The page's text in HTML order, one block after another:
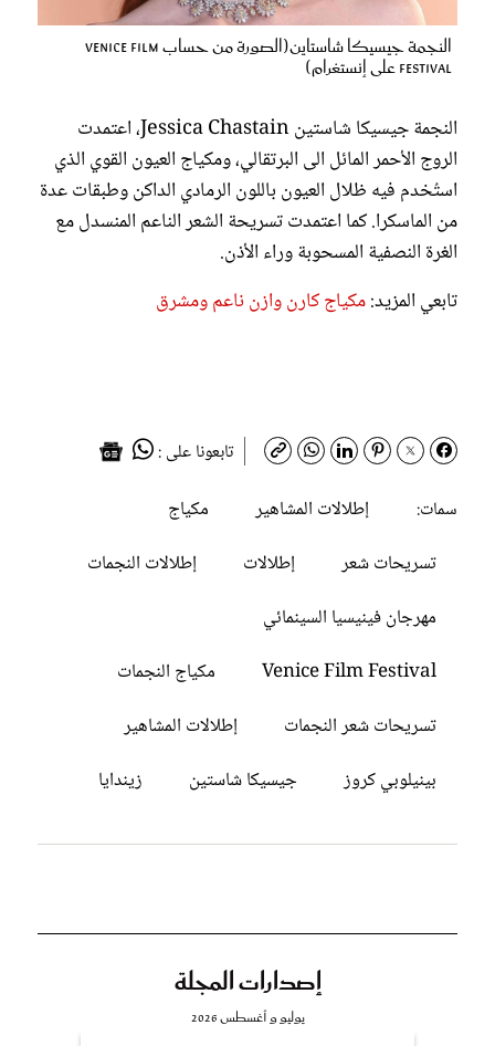
النجمة جيسيكا شاستاين(الصورة من حساب venice film
festival على إنستغرام)
النجمة جيسيكا شاستين Jessica Chastain، اعتمدت
الروج الأحمر المائل الى البرتقالي، ومكياج العيون القوي الذي
استُخدم فيه ظلال العيون باللون الرمادي الداكن وطبقات عدة
من الماسكرا. كما اعتمدت تسريحة الشعر الناعم المنسدل مع
الغرة النصفية المسحوبة وراء الأذن.
تابعي المزيد:مكياج كارن وازن ناعم ومشرق
تابعونا على :
سمات:
إطلالات المشاهير
مكياج
تسريحات شعر
إطلالات
إطلالات النجمات
مهرجان فينيسيا السينمائي
Venice Film Festival
مكياج النجمات
تسريحات شعر النجمات
إطلالات المشاهير
بينيلوبي كروز
جيسيكا شاستين زيندايا
إصدارات المجلة
يوليو و أغسطس 2026